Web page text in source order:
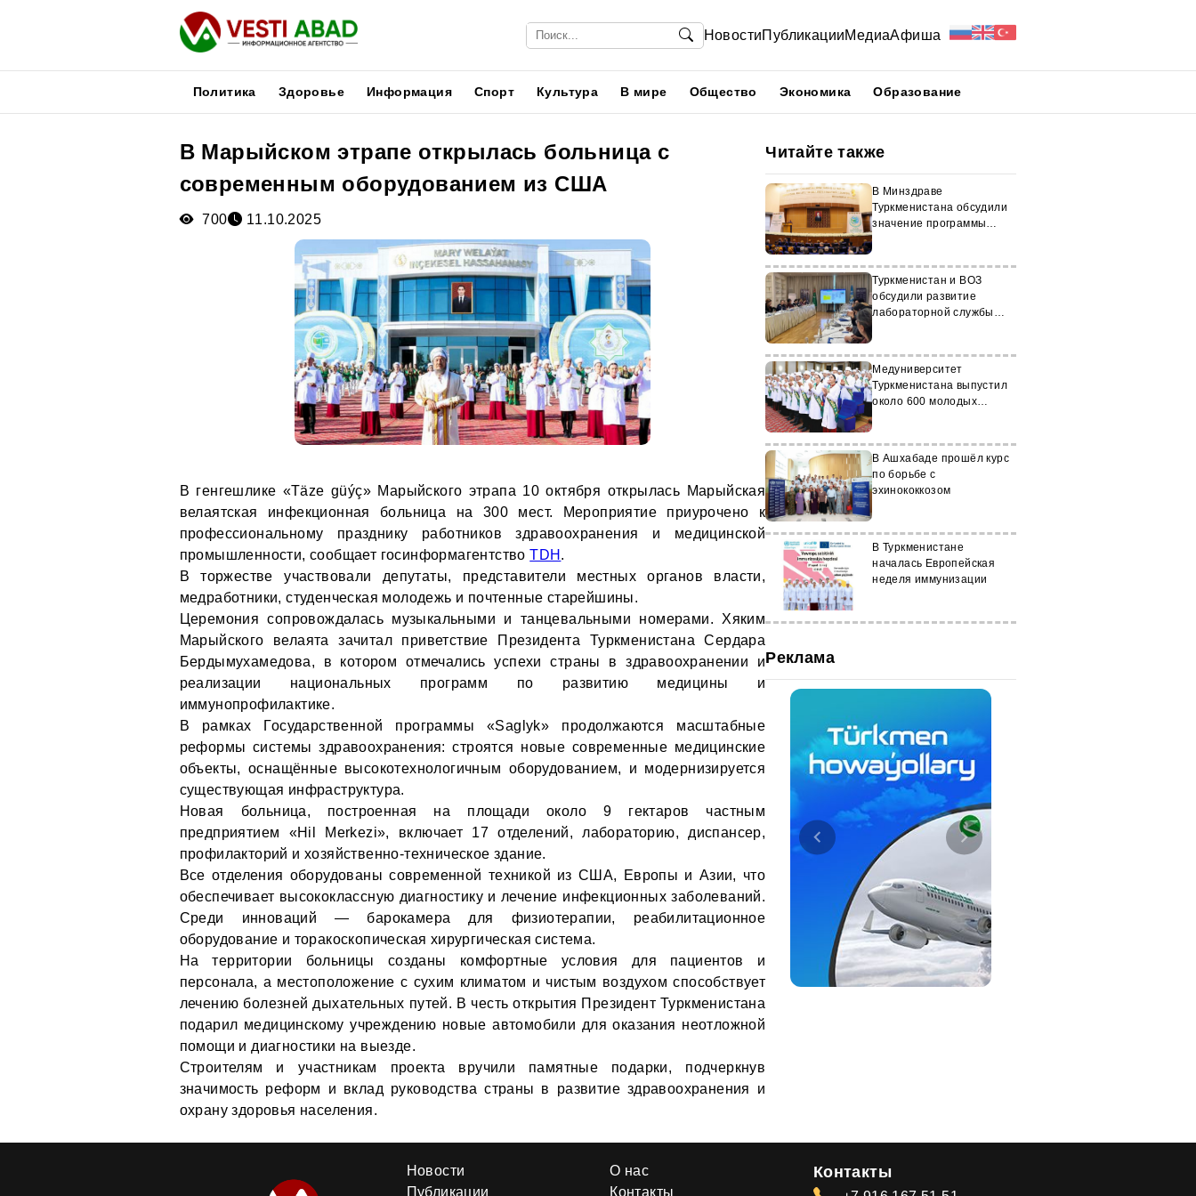
НовостиПубликацииМедиаАфиша
Политика Здоровье Информация Спорт Культура В мире Общество Экономика Образование
В Марыйском этрапе открылась больница с
современным оборудованием из США
700 11.10.2025
В генгешлике «Täze güýç» Марыйского этрапа 10 октября открылась Марыйская
велаятская инфекционная больница на 300 мест. Мероприятие приурочено к
профессиональному празднику работников здравоохранения и медицинской
промышленности, сообщает госинформагентствоTDH .
В торжестве участвовали депутаты, представители местных органов власти,
медработники, студенческая молодежь и почтенные старейшины.
Церемония сопровождалась музыкальными и танцевальными номерами. Хяким
Марыйского велаята зачитал приветствие Президента Туркменистана Сердара
Бердымухамедова, в котором отмечались успехи страны в здравоохранении и
реализации национальных программ по развитию медицины и
иммунопрофилактике.
В рамках Государственной программы «Saglyk» продолжаются масштабные
реформы системы здравоохранения: строятся новые современные медицинские
объекты, оснащённые высокотехнологичным оборудованием, и модернизируется
существующая инфраструктура.
Новая больница, построенная на площади около 9 гектаров частным
предприятием «Hil Merkezi», включает 17 отделений, лабораторию, диспансер,
профилакторий и хозяйственно-техническое здание.
Все отделения оборудованы современной техникой из США, Европы и Азии, что
обеспечивает высококлассную диагностику и лечение инфекционных заболеваний.
Среди инноваций — барокамера для физиотерапии, реабилитационное
оборудование и торакоскопическая хирургическая система.
На территории больницы созданы комфортные условия для пациентов и
персонала, а местоположение с сухим климатом и чистым воздухом способствует
лечению болезней дыхательных путей. В честь открытия Президент Туркменистана
подарил медицинскому учреждению новые автомобили для оказания неотложной
помощи и диагностики на выезде.
Строителям и участникам проекта вручили памятные подарки, подчеркнув
значимость реформ и вклад руководства страны в развитие здравоохранения и
охрану здоровья населения.
Читайте также
В Минздраве
Туркменистана обсудили
значение программы
Туркменистан и ВОЗ
обсудили развитие
лабораторной службы
Медуниверситет
Туркменистана выпустил
около 600 молодых
В Ашхабаде прошёл курс
по борьбе с
эхинококкозом
В Туркменистане
началась Европейская
неделя иммунизации
Реклама
Новости
Публикации
О нас
Контакты
Контакты